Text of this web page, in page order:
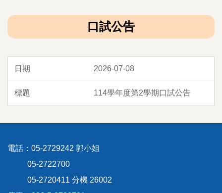
口試公告
2026-07-08
114學年度第2學期口試公告
電話：05-2729242 郭小姐
05-2722700
05-2720411 分機 26002